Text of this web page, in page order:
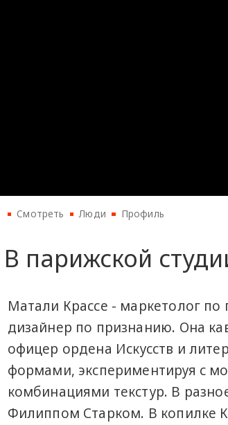
Смотреть Люди Профиль
В парижской
Матали Крассе - маркетолог
дизайнер по признанию. Она
офицер ордена Искусств и
формами, экспериментируя с
комбинациями текстур. В
Филиппом Старком. В копилке